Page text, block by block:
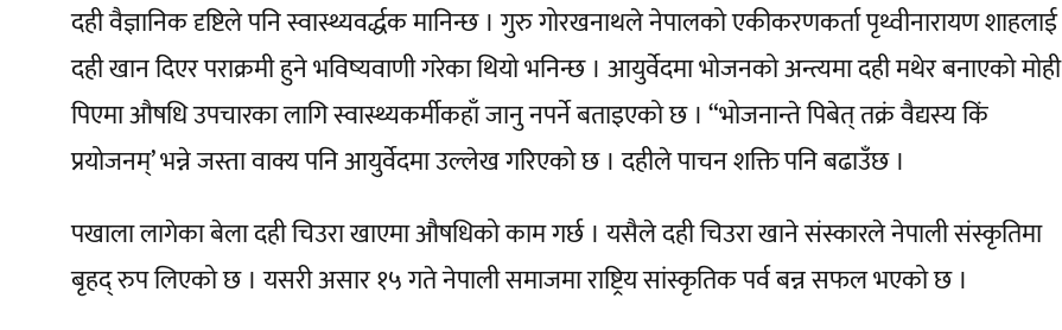
दही वैज्ञानिक दृष्टिले पनि स्वास्थ्यवर्द्धक मानिन्छ । गुरु गोरखनाथले नेपालको एकीकरणकर्ता पृथ्वीनारायण शाहलाई
दही खान दिएर पराक्रमी हुने भविष्यवाणी गरेका थियो भनिन्छ । आयुर्वेदमा भोजनको अन्त्यमा दही मथेर बनाएको मोही
पिएमा औषधि उपचारका लागि स्वास्थ्यकर्मीकहाँ जानु नपर्ने बताइएको छ । “भोजनान्ते पिबेत् तक्रं वैद्यस्य किं
प्रयोजनम्’ भन्ने जस्ता वाक्य पनि आयुर्वेदमा उल्लेख गरिएको छ । दहीले पाचन शक्ति पनि बढाउँछ ।
पखाला लागेका बेला दही चिउरा खाएमा औषधिको काम गर्छ । यसैले दही चिउरा खाने संस्कारले नेपाली संस्कृतिमा
बृहद् रुप लिएको छ । यसरी असार १५ गते नेपाली समाजमा राष्ट्रिय सांस्कृतिक पर्व बन्न सफल भएको छ ।